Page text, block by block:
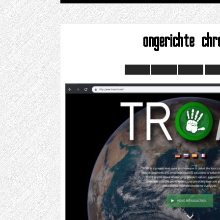
ongerichte